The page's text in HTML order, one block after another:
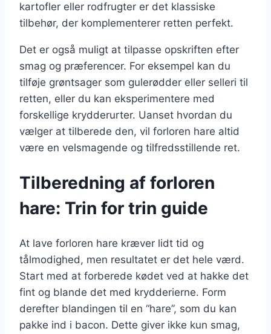
kartofler eller rodfrugter er det klassiske
tilbehør, der komplementerer retten perfekt.
Det er også muligt at tilpasse opskriften efter
smag og præferencer. For eksempel kan du
tilføje grøntsager som gulerødder eller selleri til
retten, eller du kan eksperimentere med
forskellige krydderurter. Uanset hvordan du
vælger at tilberede den, vil forloren hare altid
være en velsmagende og tilfredsstillende ret.
Tilberedning af forloren
hare: Trin for trin guide
At lave forloren hare kræver lidt tid og
tålmodighed, men resultatet er det hele værd.
Start med at forberede kødet ved at hakke det
fint og blande det med krydderierne. Form
derefter blandingen til en “hare”, som du kan
pakke ind i bacon. Dette giver ikke kun smag,